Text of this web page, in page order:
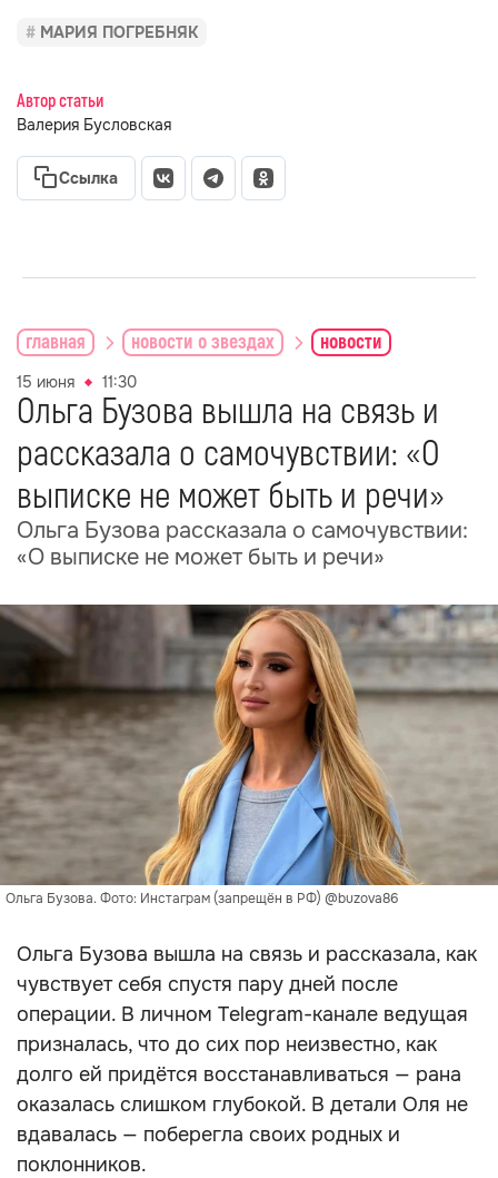
МАРИЯ ПОГРЕБНЯК
Автор статьи
Валерия Бусловская
Ссылка
главная новости о звездах новости
15 июня 11:30
Ольга Бузова вышла на связь и
рассказала о самочувствии: «О
выписке не может быть и речи»
Ольга Бузова рассказала о самочувствии:
«О выписке не может быть и речи»
Ольга Бузова. Фото: Инстаграм (запрещён в РФ) @buzova86
Ольга Бузова вышла на связь и рассказала, как
чувствует себя спустя пару дней после
операции. В личном Telegram-канале ведущая
призналась, что до сих пор неизвестно, как
долго ей придётся восстанавливаться — рана
оказалась слишком глубокой. В детали Оля не
вдавалась — поберегла своих родных и
поклонников.